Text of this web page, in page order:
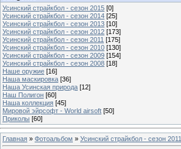
Усинский страйкбол - сезон 2015 [0]
Усинский страйкбол - сезон 2014 [25]
Усинский страйкбол - сезон 2013 [10]
Усинский страйкбол - сезон 2012 [173]
Усинский страйкбол - сезон 2011 [175]
Усинский страйкбол - сезон 2010 [130]
Усинский страйкбол - сезон 2009 [154]
Усинский страйкбол - сезон 2008 [18]
Наше оружие [16]
Наша маскировка [36]
Наша Усинская природа [12]
Наш Полигон [60]
Наша коллекция [45]
Мировой эйрсофт - World airsoft [50]
Приколы [60]
Главная » Фотоальбом » Усинский страйкбол - сезон 2011